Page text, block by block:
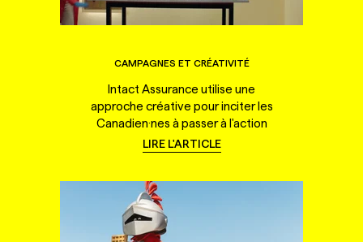
CAMPAGNES ET CRÉATIVITÉ
Intact Assurance utilise une
approche créative pour inciter les
Canadien·nes à passer à l'action
LIRE L'ARTICLE